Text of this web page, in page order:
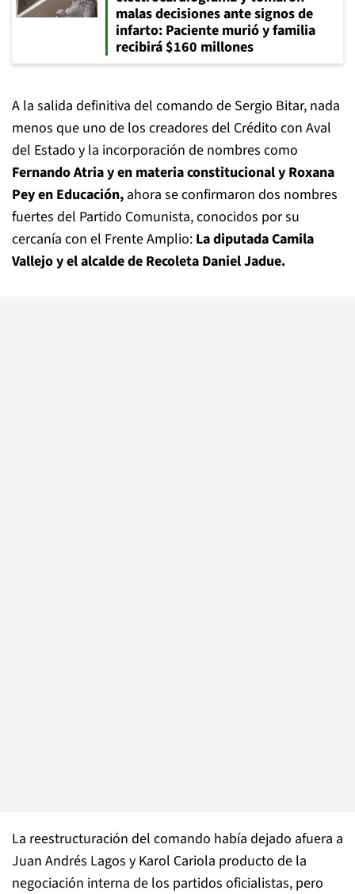
malas decisiones ante signos de
infarto: Paciente murió y familia
recibirá $160 millones
A la salida definitiva del comando de Sergio Bitar, nada
menos que uno de los creadores del Crédito con Aval
del Estado y la incorporación de nombres como
Fernando Atria y en materia constitucional y Roxana
Pey en Educación, ahora se confirmaron dos nombres
fuertes del Partido Comunista, conocidos por su
cercanía con el Frente Amplio: La diputada Camila
Vallejo y el alcalde de Recoleta Daniel Jadue.
La reestructuración del comando había dejado afuera a
Juan Andrés Lagos y Karol Cariola producto de la
negociación interna de los partidos oficialistas, pero